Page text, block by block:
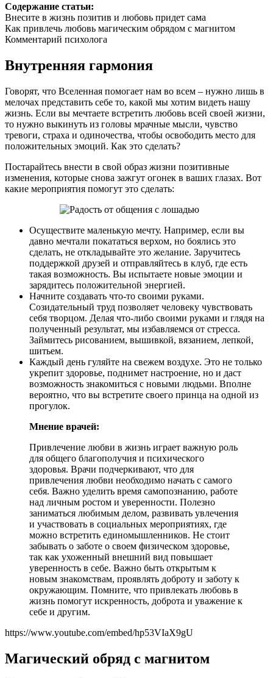
Содержание статьи:
Внесите в жизнь позитив и любовь придет сама
Как привлечь любовь магическим обрядом с магнитом
Комментарий психолога
Внутренняя гармония
Говорят, что Вселенная помогает нам во всем – нужно лишь в
мелочах представить себе то, какой мы хотим видеть нашу
жизнь. Если вы мечтаете встретить любовь всей своей жизни,
то нужно выкинуть из головы мрачные мысли, чувство
тревоги, страха и одиночества, чтобы освободить место для
положительных эмоций. Как это сделать?
Постарайтесь внести в свой образ жизни позитивные
изменения, которые снова зажгут огонек в ваших глазах. Вот
какие мероприятия помогут это сделать:
Осуществите маленькую мечту. Например, если вы
давно мечтали покататься верхом, но боялись это
сделать, не откладывайте это желание. Заручитесь
поддержкой друзей и отправляйтесь в клуб, где есть
такая возможность. Вы испытаете новые эмоции и
зарядитесь положительной энергией.
Начните создавать что-то своими руками.
Созидательный труд позволяет человеку чувствовать
себя творцом. Делая что-либо своими руками и глядя на
полученный результат, мы избавляемся от стресса.
Займитесь рисованием, вышивкой, вязанием, лепкой,
шитьем.
Каждый день гуляйте на свежем воздухе. Это не только
укрепит здоровье, поднимет настроение, но и даст
возможность знакомиться с новыми людьми. Вполне
вероятно, что вы встретите своего принца на одной из
прогулок.
Мнение врачей:
Привлечение любви в жизнь играет важную роль
для общего благополучия и психического
здоровья. Врачи подчеркивают, что для
привлечения любви необходимо начать с самого
себя. Важно уделить время самопознанию, работе
над личным ростом и уверенности. Полезно
заниматься любимым делом, развивать увлечения
и участвовать в социальных мероприятиях, где
можно встретить единомышленников. Не стоит
забывать о заботе о своем физическом здоровье,
так как ухоженный внешний вид повышает
уверенность в себе. Важно быть открытым к
новым знакомствам, проявлять доброту и заботу к
окружающим. Помните, что привлекать любовь в
жизнь помогут искренность, доброта и уважение к
себе и другим.
https://www.youtube.com/embed/hp53VIaX9gU
Магический обряд с магнитом